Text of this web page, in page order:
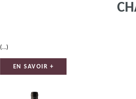
(...)
EN SAVOIR +